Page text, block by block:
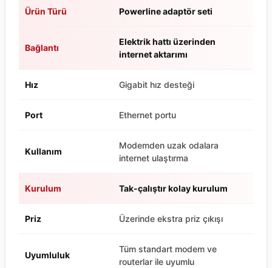
Ürün Türü Powerline adaptör seti
Bağlantı
Elektrik hattı üzerinden
internet aktarımı
Hız Gigabit hız desteği
Port Ethernet portu
Kullanım
Modemden uzak odalara
internet ulaştırma
Kurulum Tak-çalıştır kolay kurulum
Priz Üzerinde ekstra priz çıkışı
Uyumluluk
Tüm standart modem ve
routerlar ile uyumlu